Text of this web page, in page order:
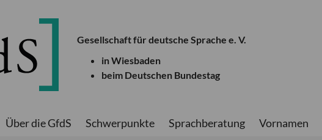
Gesellschaft für deutsche Sprache e. V.
in Wiesbaden
beim Deutschen Bundestag
Über die GfdS Schwerpunkte Sprachberatung Vornamen